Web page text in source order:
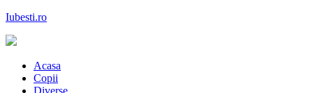
Skip
content
Iubesti.ro
astazi
Acasa
Copii
Diverse